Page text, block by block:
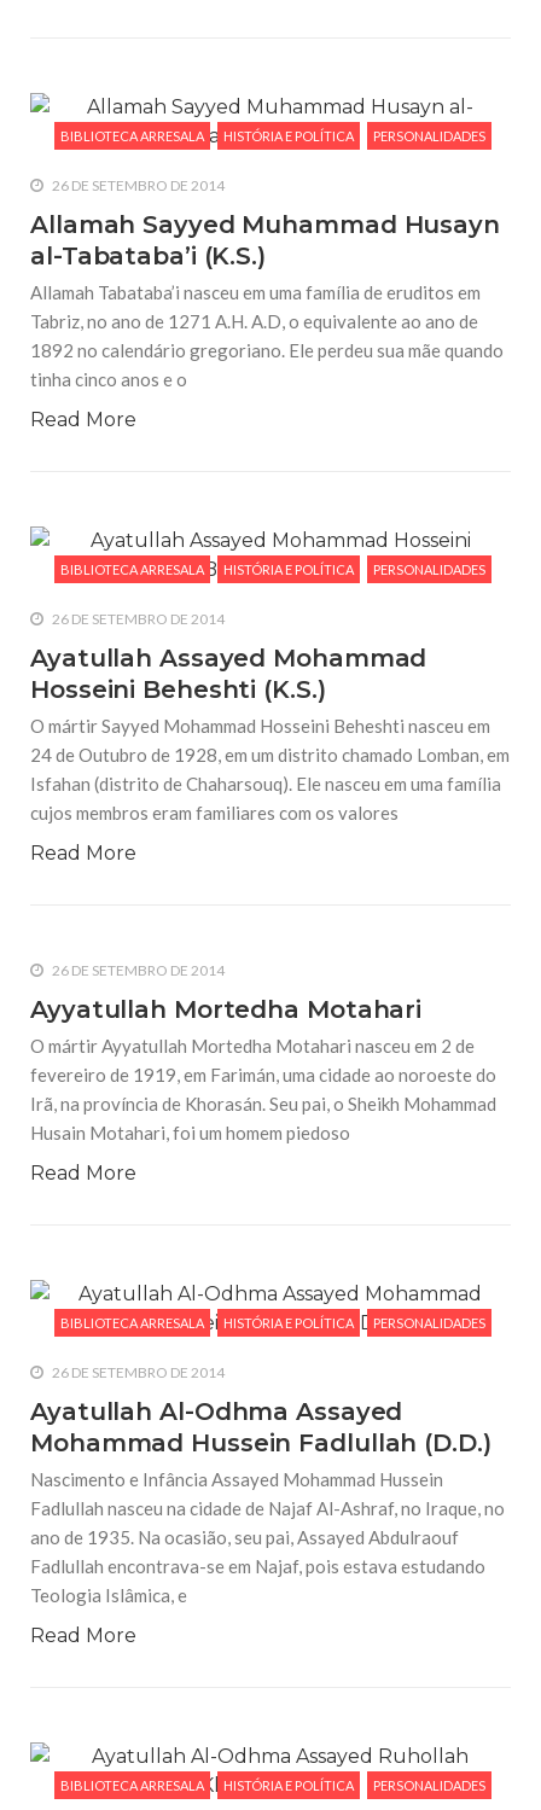
BIBLIOTECA ARRESALA HISTÓRIA E POLÍTICA PERSONALIDADES
26 DE SETEMBRO DE 2014
Allamah Sayyed Muhammad Husayn
al-Tabataba’i (K.S.)
Allamah Tabataba’i nasceu em uma família de eruditos em
Tabriz, no ano de 1271 A.H. A.D, o equivalente ao ano de
1892 no calendário gregoriano. Ele perdeu sua mãe quando
tinha cinco anos e o
Read More
BIBLIOTECA ARRESALA HISTÓRIA E POLÍTICA PERSONALIDADES
26 DE SETEMBRO DE 2014
Ayatullah Assayed Mohammad
Hosseini Beheshti (K.S.)
O mártir Sayyed Mohammad Hosseini Beheshti nasceu em
24 de Outubro de 1928, em um distrito chamado Lomban, em
Isfahan (distrito de Chaharsouq). Ele nasceu em uma família
cujos membros eram familiares com os valores
Read More
26 DE SETEMBRO DE 2014
Ayyatullah Mortedha Motahari
O mártir Ayyatullah Mortedha Motahari nasceu em 2 de
fevereiro de 1919, em Farimán, uma cidade ao noroeste do
Irã, na província de Khorasán. Seu pai, o Sheikh Mohammad
Husain Motahari, foi um homem piedoso
Read More
BIBLIOTECA ARRESALA HISTÓRIA E POLÍTICA PERSONALIDADES
26 DE SETEMBRO DE 2014
Ayatullah Al-Odhma Assayed
Mohammad Hussein Fadlullah (D.D.)
Nascimento e Infância Assayed Mohammad Hussein
Fadlullah nasceu na cidade de Najaf Al-Ashraf, no Iraque, no
ano de 1935. Na ocasião, seu pai, Assayed Abdulraouf
Fadlullah encontrava-se em Najaf, pois estava estudando
Teologia Islâmica, e
Read More
BIBLIOTECA ARRESALA HISTÓRIA E POLÍTICA PERSONALIDADES